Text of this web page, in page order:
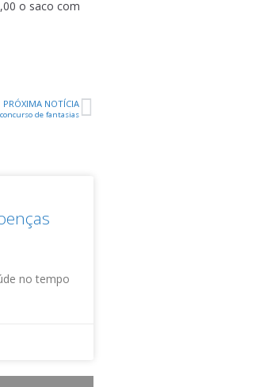
o saco com
PRÓXIMA NOTÍCIA
de fantasias
no tempo